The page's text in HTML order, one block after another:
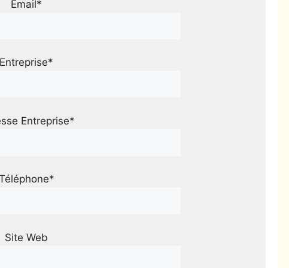
Email*
Entreprise*
Entreprise*
Site Web